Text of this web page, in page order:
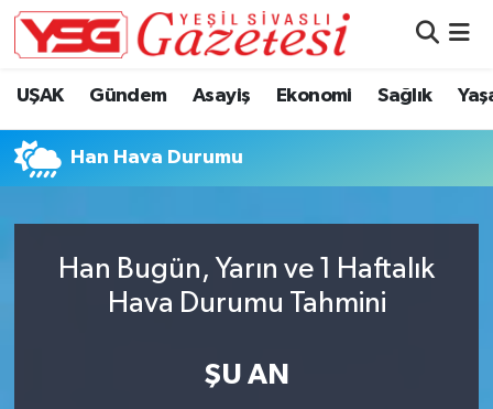
UŞAK Gündem Asayiş Ekonomi Sağlık
Han Hava Durumu
Han Bugün, Yarın ve 1 Haftalık
Hava Durumu Tahmini
ŞU AN
Süper Lig Puan Durumu ve Fikstür